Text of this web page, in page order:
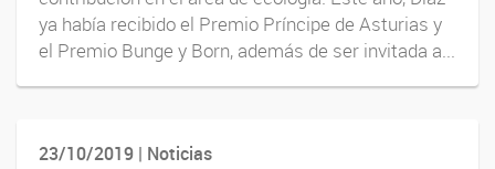
ya había recibido el Premio Príncipe de Asturias y
el Premio Bunge y Born, además de ser invitada a...
23/10/2019 | Noticias